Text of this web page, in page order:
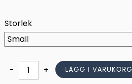
Storlek
-
Isskopa
+ LÄGG I VARUKORG